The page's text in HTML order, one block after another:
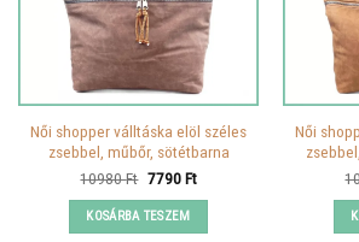
Női shopper válltáska elöl széles
zsebbel, műbőr, sötétbarna
10980Ft Original
was:
10980 Ft.
7790FtCurrent
KOSÁRBA TESZEM
Női